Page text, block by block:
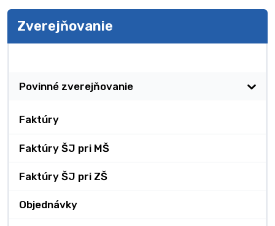
Zverejňovanie
Povinné zverejňovanie
Faktúry
Faktúry ŠJ pri MŠ
Faktúry ŠJ pri ZŠ
Objednávky